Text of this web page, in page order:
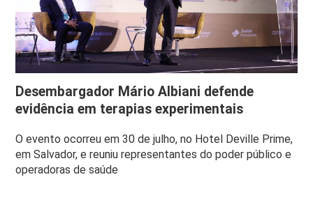
Desembargador Mário Albiani defende
evidência em terapias experimentais
O evento ocorreu em 30 de julho, no Hotel Deville Prime,
em Salvador, e reuniu representantes do poder público e
operadoras de saúde